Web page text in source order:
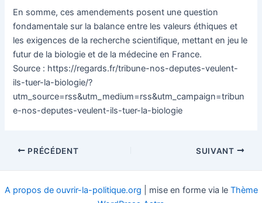
En somme, ces amendements posent une question
fondamentale sur la balance entre les valeurs éthiques et
les exigences de la recherche scientifique, mettant en jeu le
futur de la biologie et de la médecine en France.
Source : https://regards.fr/tribune-nos-deputes-veulent-
ils-tuer-la-biologie/?
utm_source=rss&utm_medium=rss&utm_campaign=tribun
e-nos-deputes-veulent-ils-tuer-la-biologie
NavigationPRÉCÉDENT SUIVANT
A propos de ouvrir-la-politique.org | mise en forme via le Thème